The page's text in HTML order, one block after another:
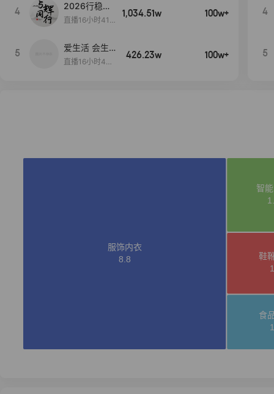
4
2026行稳致
远
直播16小时41
1,034.51w 100w+
5
爱生活 会生
活
直播16小时45
426.23w 100w+
4
5